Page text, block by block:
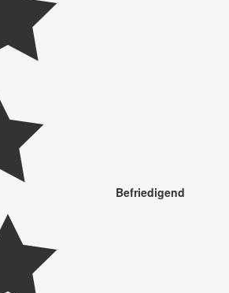
Befriedigend